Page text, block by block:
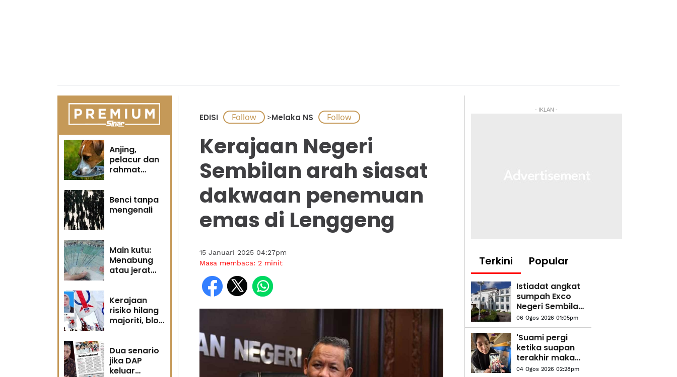
Anjing,
pelacur dan
rahmat
Benci tanpa
mengenali
Main kutu:
Menabung
atau jerat
Kerajaan
risiko hilang
majoriti, blok
semula
Dua senario
jika DAP
keluar
EDISI >Melaka NS
Kerajaan Negeri
Sembilan arah siasat
dakwaan penemuan
emas di Lenggeng
15 Januari 2025 04:27pm
Masa membaca: 2 minit
- IKLAN -
Terkini Popular
Istiadat angkat
sumpah Exco
Negeri Sembilan
esok, BN
dijangka
pegang lapan
portfolio -
Sumber
06 Ogos 2026 01:05pm
'Suami pergi
ketika suapan
terakhir makan
malam' - Isteri
04 Ogos 2026 02:28pm